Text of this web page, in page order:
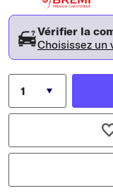
Vérifier la
Choisissez un